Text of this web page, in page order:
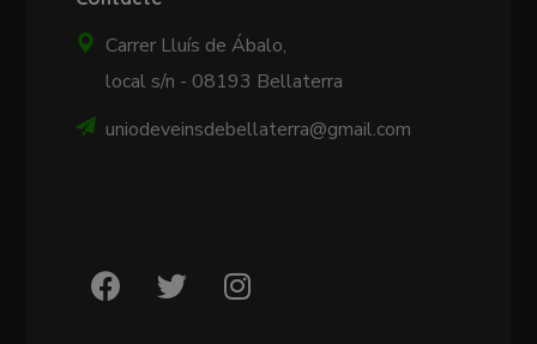
Carrer Lluís de Ábalo,
local s/n - 08193 Bellaterra
uniodeveinsdebellaterra@gmail.com